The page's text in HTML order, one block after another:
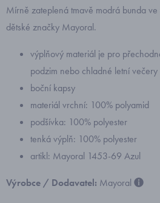
Mírně zateplená tmavě modrá bunda
dětské značky Mayoral.
výplňový materiál je pro
podzim nebo chladné letní večery
boční kapsy
materiál vrchní: 100% polyamid
podšívka: 100% polyester
tenká výplň: 100% polyester
artikl: Mayoral 1453-69 Azul
Výrobce / Dodavatel: Mayoral